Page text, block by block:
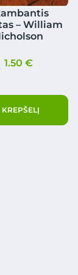
– William
1.50 €
KREPŠELĮ